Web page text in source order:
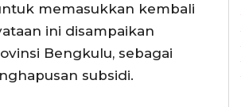
memasukkan kembali
ini disampaikan
Bengkulu, sebagai
subsidi.